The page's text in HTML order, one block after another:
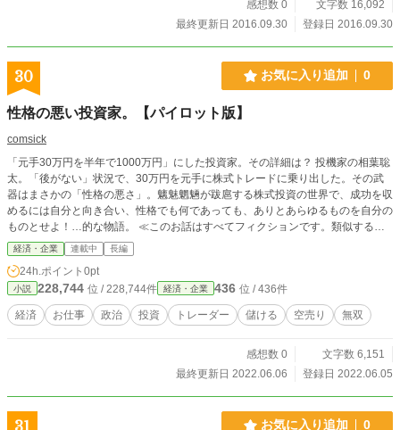
感想数 0
文字数 16,092
最終更新日 2016.09.30
登録日 2016.09.30
30 お気に入り追加 0
性格の悪い投資家。【パイロット版】
comsick
「元手30万円を半年で1000万円」にした投資家。その詳細は？ 投機家の相葉聡
太。「後がない」状況で、30万円を元手に株式トレードに乗り出した。その武
器はまさかの「性格の悪さ」。魑魅魍魎が跋扈する株式投資の世界で、成功を収
めるには自分と向き合い、性格でも何であっても、ありとあらゆるものを自分の
ものとせよ！…的な物語。 ≪このお話はすべてフィクションです。類似するよ
うな事例などが出てきても、たまたまです。実在の人物や団体などとは関係あり
ません≫ ※需要が無ければ、更新しない「パイロット版」です。 レビューや応
援コメントなどがあれば、書いていくスタイルの「パイロット版」です。
経済・企業 連載中 長編
24h.ポイント 0pt
小説 228,744 位 / 228,744件 経済・企業 436 位 / 436件
経済 お仕事 政治 投資 トレーダー 儲ける 空売り 無双
感想数 0
文字数 6,151
最終更新日 2022.06.06
登録日 2022.06.05
31 お気に入り追加 0